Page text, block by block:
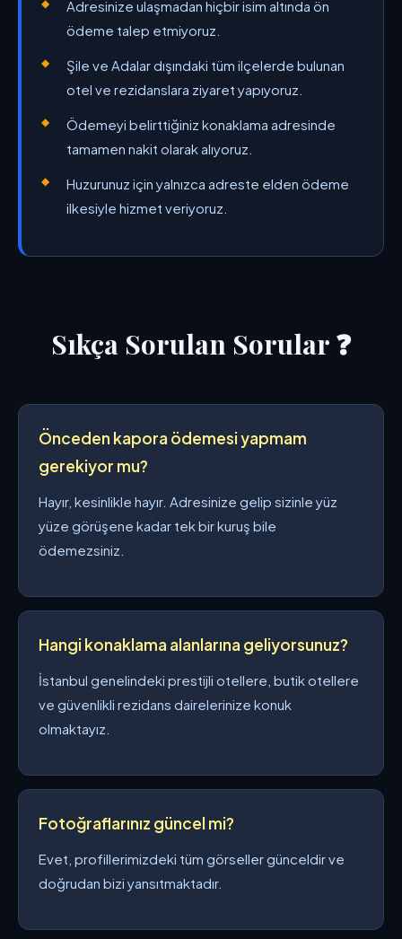
Adresinize ulaşmadan hiçbir isim altında ön
ödeme talep etmiyoruz.
Şile ve Adalar dışındaki tüm ilçelerde bulunan
otel ve rezidanslara ziyaret yapıyoruz.
Ödemeyi belirttiğiniz konaklama adresinde
tamamen nakit olarak alıyoruz.
Huzurunuz için yalnızca adreste elden ödeme
ilkesiyle hizmet veriyoruz.
Sıkça Sorulan Sorular ❓
Önceden kapora ödemesi yapmam
gerekiyor mu?
Hayır, kesinlikle hayır. Adresinize gelip sizinle yüz
yüze görüşene kadar tek bir kuruş bile
ödemezsiniz.
Hangi konaklama alanlarına geliyorsunuz?
İstanbul genelindeki prestijli otellere, butik otellere
ve güvenlikli rezidans dairelerinize konuk
olmaktayız.
Fotoğraflarınız güncel mi?
Evet, profillerimizdeki tüm görseller günceldir ve
doğrudan bizi yansıtmaktadır.